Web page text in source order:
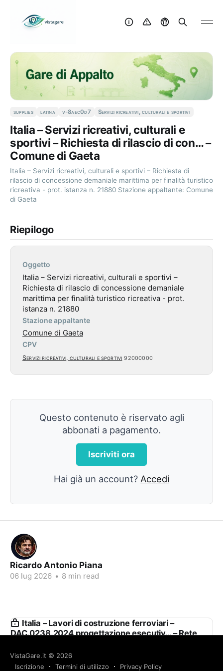
supplies latina v-8aec0d7 Servizi ricreativi, culturali e sportivi
Italia – Servizi ricreativi, culturali e
sportivi – Richiesta di rilascio di con… –
Comune di Gaeta
Italia – Servizi ricreativi, culturali e sportivi – Richiesta di
rilascio di concessione demaniale marittima per finalità turistico
ricreativa - prot. istanza n. 21880 Stazione appaltante: Comune
di Gaeta
Riepilogo
Oggetto
Italia – Servizi ricreativi, culturali e sportivi –
Richiesta di rilascio di concessione demaniale
marittima per finalità turistico ricreativa - prot.
istanza n. 21880
Stazione appaltante
Comune di Gaeta
CPV
Servizi ricreativi, culturali e sportivi 92000000
Questo contenuto è riservato agli
abbonati a pagamento.
Iscriviti ora
Hai già un account? Accedi
Ricardo Antonio Piana
06 lug 2026 • 8 min read
Italia – Lavori di costruzione ferroviari –
DAC.0238.2024 progettazione esecutiv… – Rete
Italia – Lavori di costruzione ferroviari –
VistaGare.it © 2026
Iscrizione
Termini di utilizzo Privacy Policy